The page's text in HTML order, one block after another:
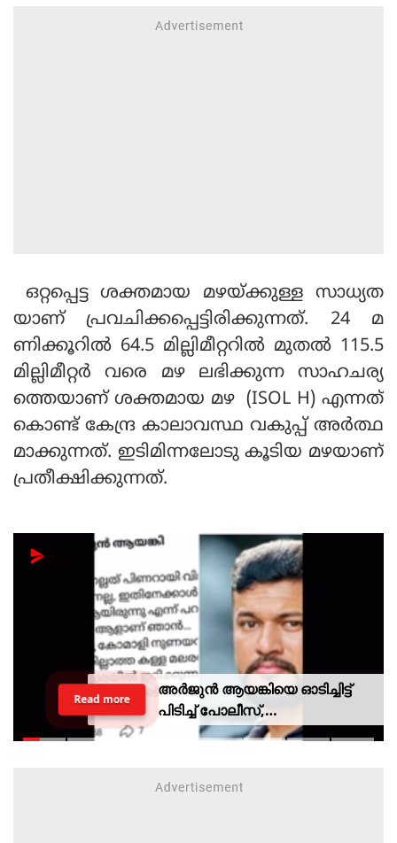
ഒറ്റപ്പെട്ട ശക്തമായ മഴയ്ക്കുള്ള സാധ്യത
യാണ് പ്രവചിക്കപ്പെട്ടിരിക്കുന്നത്. 24 മ
ണിക്കൂറില്‍ 64.5 മില്ലിമീറ്ററില്‍ മുതല്‍ 115.5
മില്ലിമീറ്റര്‍ വരെ മഴ ലഭിക്കുന്ന സാഹചര്യ
ത്തെയാണ് ശക്തമായ മഴ (ISOL H) എന്നത്
കൊണ്ട് കേന്ദ്ര കാലാവസ്ഥ വകുപ്പ് അര്‍ത്ഥ
മാക്കുന്നത്. ഇടിമിന്നലോടു കൂടിയ മഴയാണ്
പ്രതീക്ഷിക്കുന്നത്.
അർജുൻ ആയങ്കിയെ ഓടിച്ചിട്ട്
പിടിച്ച് പോലീസ്,
സ്റ്റേഷനിലെത്തി പത്രവായന,
Read more